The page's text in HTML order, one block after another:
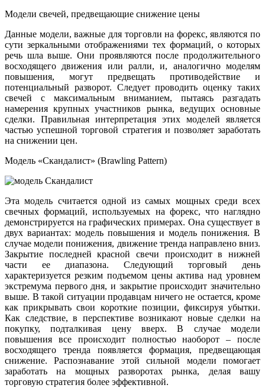
Модели свечей, предвещающие снижение цены
Данные модели, важные для торговли на форекс, являются по
сути зеркальными отображениями тех формаций, о которых
речь шла выше. Они проявляются после продолжительного
восходящего движения или ралли, и, аналогично моделям
повышения, могут предвещать противодействие и
потенциальный разворот. Следует проводить оценку таких
свечей с максимальным вниманием, пытаясь разгадать
намерения крупных участников рынка, ведущих основные
сделки. Правильная интерпретация этих моделей является
частью успешной торговой стратегия и позволяет заработать
на снижении цен.
Модель «Скандалист» (Brawling Pattern)
Эта модель считается одной из самых мощных среди всех
свечных формаций, используемых на форекс, что наглядно
демонстрируется на графических примерах. Она существует в
двух вариантах: модель повышения и модель понижения. В
случае модели понижения, движение тренда направлено вниз.
Закрытие последней красной свечи происходит в нижней
части ее диапазона. Следующий торговый день
характеризуется резким подъемом цены актива над уровнем
экстремума первого дня, и закрытие происходит значительно
выше. В такой ситуации продавцам ничего не остается, кроме
как прикрывать свои короткие позиции, фиксируя убытки.
Как следствие, в перспективе возникают новые сделки на
покупку, подталкивая цену вверх. В случае модели
повышения все происходит полностью наоборот – после
восходящего тренда появляется формация, предвещающая
снижение. Распознавание этой сильной модели помогает
заработать на мощных разворотах рынка, делая вашу
торговую стратегия более эффективной.